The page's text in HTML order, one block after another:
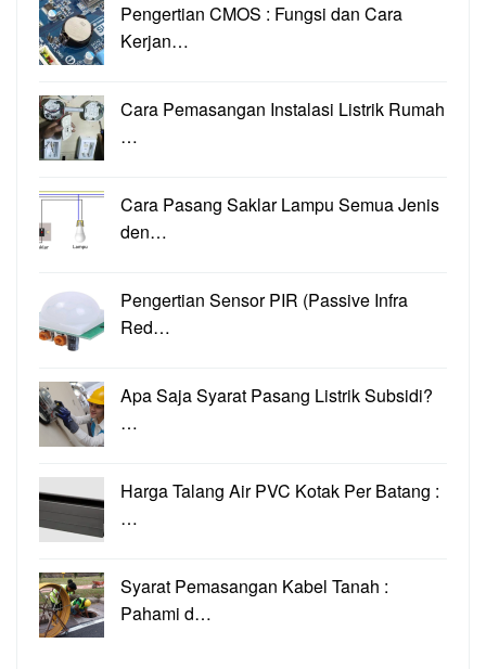
Pengertian CMOS : Fungsi dan Cara
Kerjan…
Cara Pemasangan Instalasi Listrik Rumah
…
Cara Pasang Saklar Lampu Semua Jenis
den…
Pengertian Sensor PIR (Passive Infra
Red…
Apa Saja Syarat Pasang Listrik Subsidi?
…
Harga Talang Air PVC Kotak Per Batang :
…
Syarat Pemasangan Kabel Tanah :
Pahami d…